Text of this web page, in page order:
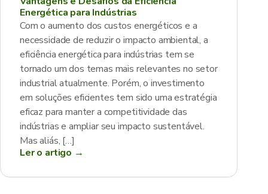
Energética para Indústrias
Com o aumento dos custos energéticos e a
necessidade de reduzir o impacto ambiental, a
eficiência energética para indústrias tem se
tornado um dos temas mais relevantes no setor
industrial atualmente. Porém, o investimento
em soluções eficientes tem sido uma estratégia
eficaz para manter a competitividade das
indústrias e ampliar seu impacto sustentável.
Mas aliás, […]
Ler o artigo →